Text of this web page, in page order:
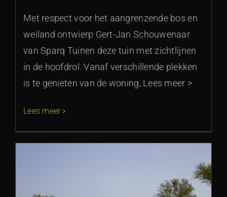
Met respect voor het aangrenzende bos en
weiland ontwierp Gert-Jan Schouwenaar
van Sparq Tuinen deze tuin met zichtlijnen
in de hoofdrol. Vanaf verschillende plekken
is te genieten van de woning, Lees meer >
Lees meer